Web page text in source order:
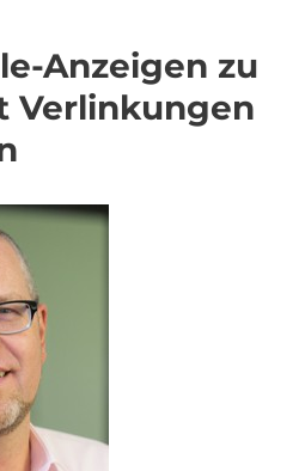
Anzeigen zu
Verlinkungen